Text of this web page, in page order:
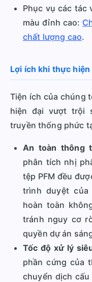
Phục vụ các tác
màu đỉnh cao:
chất lượng cao.
Lợi ích khi thực hiện
Tiện ích của chúng
hiện đại vượt trội
truyền thống phức
An toàn thông
phân tích nhị
tệp PFM đều
trình duyệt
hoàn toàn
tránh nguy cơ
quyền dự án
Tốc độ xử lý
phần cứng của
chuyển dịch